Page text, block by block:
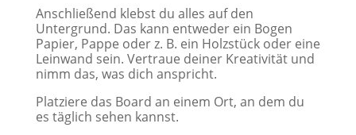
Anschließend klebst du alles auf den
Untergrund. Das kann entweder ein Bogen
Papier, Pappe oder z. B. ein Holzstück oder eine
Leinwand sein. Vertraue deiner Kreativität und
nimm das, was dich anspricht.
Platziere das Board an einem Ort, an dem du
es täglich sehen kannst.